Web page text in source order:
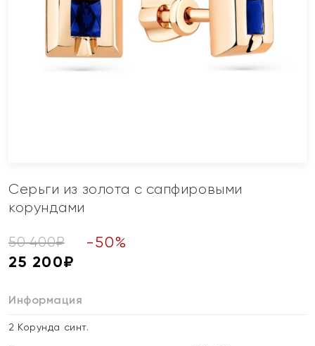
Серьги из золота с сапфировыми
корундами
50 400₽ -50%
25 200₽
Информация
2 Корунда синт.